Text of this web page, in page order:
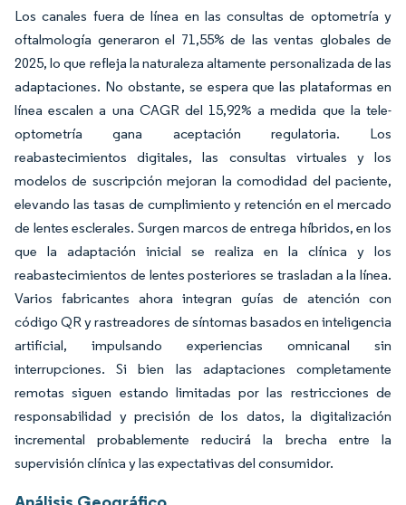
Los canales fuera de línea en las consultas de optometría y
oftalmología generaron el 71,55% de las ventas globales de
2025, lo que refleja la naturaleza altamente personalizada de las
adaptaciones. No obstante, se espera que las plataformas en
línea escalen a una CAGR del 15,92% a medida que la tele-
optometría gana aceptación regulatoria. Los
reabastecimientos digitales, las consultas virtuales y los
modelos de suscripción mejoran la comodidad del paciente,
elevando las tasas de cumplimiento y retención en el mercado
de lentes esclerales. Surgen marcos de entrega híbridos, en los
que la adaptación inicial se realiza en la clínica y los
reabastecimientos de lentes posteriores se trasladan a la línea.
Varios fabricantes ahora integran guías de atención con
código QR y rastreadores de síntomas basados en inteligencia
artificial, impulsando experiencias omnicanal sin
interrupciones. Si bien las adaptaciones completamente
remotas siguen estando limitadas por las restricciones de
responsabilidad y precisión de los datos, la digitalización
incremental probablemente reducirá la brecha entre la
supervisión clínica y las expectativas del consumidor.